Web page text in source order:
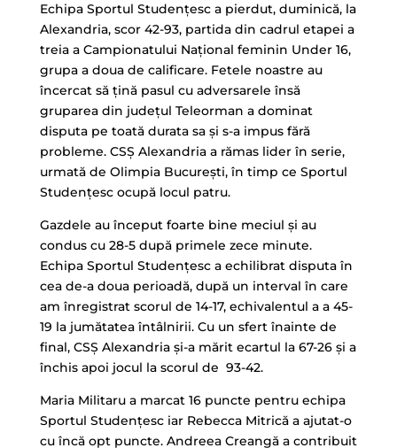
Accessibility
screen
reader,
shortcut
screen
reader
navigate
Echipa Sportul Studenţesc a pierdut, duminică, la
Alexandria, scor 42-93, partida din cadrul etapei a
treia a Campionatului Naţional feminin Under 16,
grupa a doua de calificare. Fetele noastre au
încercat să ţină pasul cu adversarele însă
gruparea din judeţul Teleorman a dominat
disputa pe toată durata sa şi s-a impus fără
probleme. CSŞ Alexandria a rămas lider în serie,
urmată de Olimpia Bucureşti, în timp ce Sportul
Studenţesc ocupă locul patru.
Gazdele au început foarte bine meciul şi au
condus cu 28-5 după primele zece minute.
Echipa Sportul Studenţesc a echilibrat disputa în
cea de-a doua perioadă, după un interval în care
am înregistrat scorul de 14-17, echivalentul a a 45-
19 la jumătatea întâlnirii. Cu un sfert înainte de
final, CSŞ Alexandria şi-a mărit ecartul la 67-26 şi a
închis apoi jocul la scorul de 93-42.
Maria Militaru a marcat 16 puncte pentru echipa
Sportul Studenţesc iar Rebecca Mitrică a ajutat-o
cu încă opt puncte. Andreea Creangă a contribuit